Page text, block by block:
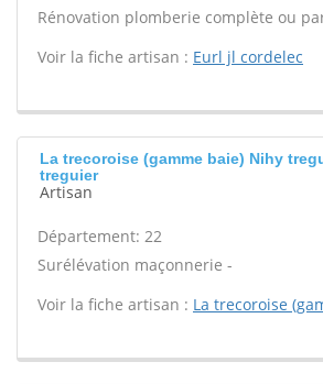
Rénovation plomberie complète ou
Voir la fiche artisan : Eurl jl cordelec
La trecoroise (gamme baie) Nihy
treguier
Artisan
Département: 22
Surélévation maçonnerie -
Voir la fiche artisan : La trecoroise